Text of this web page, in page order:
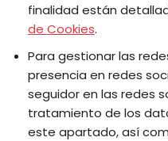
finalidad están
de Cookies.
Para gestionar las
presencia en redes
seguidor en las redes
tratamiento de los
este apartado, así